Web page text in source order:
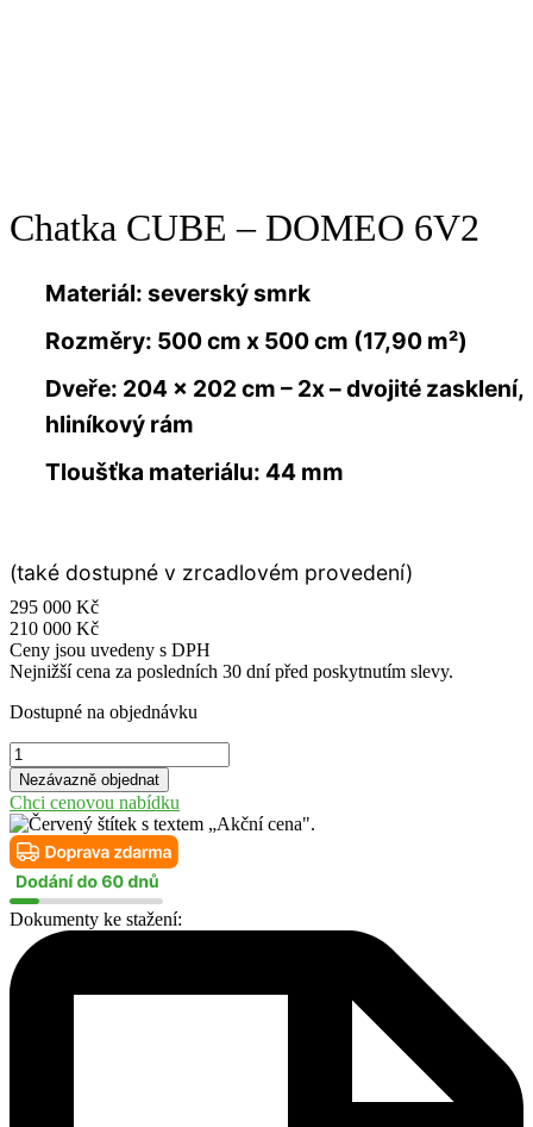
Chatka CUBE – DOMEO 6V2
Materiál: severský smrk
Rozměry: 500 cm x 500 cm (17,90 m²)
Dveře: 204 × 202 cm – 2x – dvojité zasklení,
hliníkový rám
Tloušťka materiálu: 44 mm
(také dostupné v zrcadlovém provedení)
295 000 Kč
210 000 Kč
Ceny jsou uvedeny s DPH
Nejnižší cena za posledních 30 dní před poskytnutím slevy.
Dostupné na objednávku
Chatka
CUBE
-
DOMEO
6V2
množství
Nezávazně objednat
Chci cenovou nabídku
Dokumenty ke stažení: